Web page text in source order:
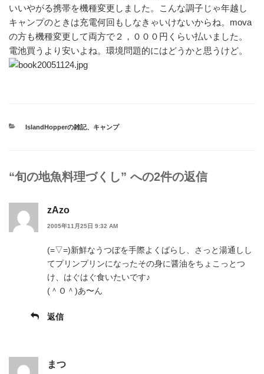
いいやがる携帯を機種変更しました。こんな調子じゃ年越し
キャンプのときは充電何回もしなきゃいけないからね。mova
の方も機種変更して両方で２，０００円くらい払いました。
電池買うより安いよね。環境問題的にはどうかと思うけど。
カ
IslandHopperの雑記、 キャンプ
“旬の地魚料理づくし” への2件の返信
zAzo
2005年11月25日 9:32 AM
(=▽=)新鮮なうつぼを手際よくばらし、さっと湯通しし
てプリンプリンになったその身に醤油をちょこっとつ
け、はぐはぐ食いたいです♪
(＾Ｏ＾)あ〜ん
返信
まつ